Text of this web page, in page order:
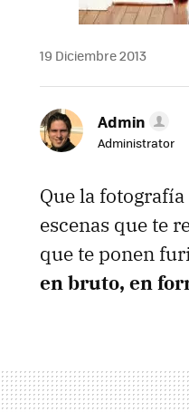
19 Diciembre 2013
Admin
Administrator
Que la
escenas que te
que te ponen
en bruto, en